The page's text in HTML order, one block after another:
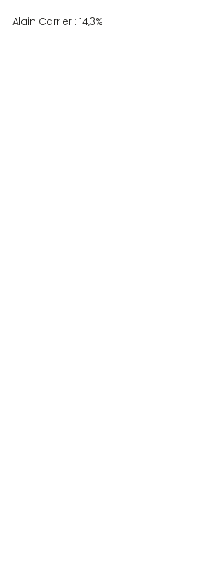
Alain Carrier : 14,3%